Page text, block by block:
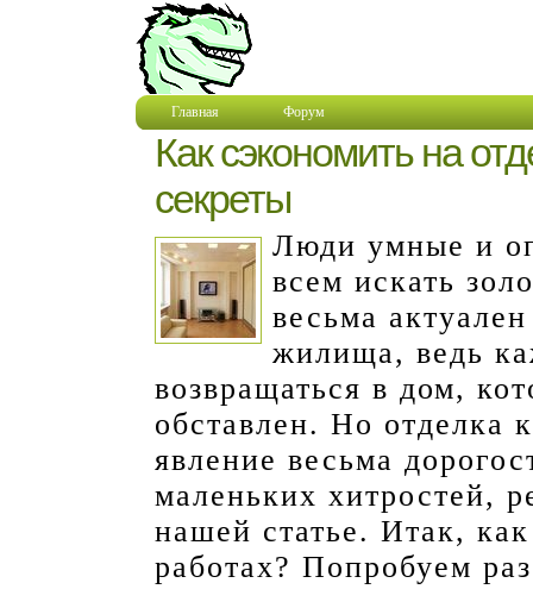
Главная Форум
Как сэкономить на
секреты
Люди умные и
всем искать
весьма
жилища, ведь
возвращаться в дом,
обставлен. Но отделка
явление весьма
маленьких хитростей,
нашей статье. Итак,
работах? Попробуем